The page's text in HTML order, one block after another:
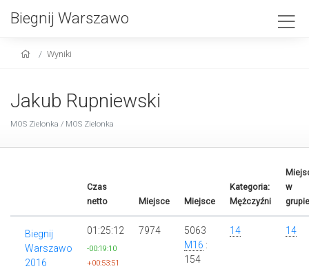
Biegnij Warszawo
Wyniki
Jakub Rupniewski
MOS Zielonka / MOS Zielonka
Czas
netto
Miejsce Miejsce
Kategoria:
Mężczyźni
w
grupie
Biegnij
Warszawo
2016
01:25:12
-00:19:10
+00:53:51
7974
5063
M16 :
154
14 14